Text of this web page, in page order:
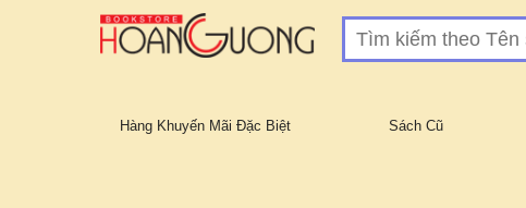
Hàng Khuyến Mãi Đặc Biệt Sách Cũ